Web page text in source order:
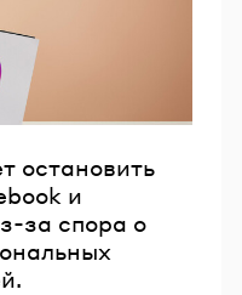
остановить
и
за спора о